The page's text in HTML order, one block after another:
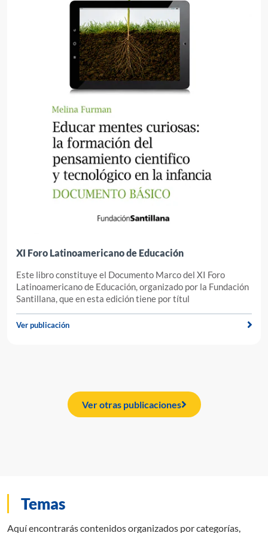
XI Foro Latinoamericano de Educación
Este libro constituye el Documento Marco del XI Foro
Latinoamericano de Educación, organizado por la Fundación
Santillana, que en esta edición tiene por títul
Ver publicación
Ver otras publicaciones
Temas
Aquí encontrarás contenidos organizados por categorías,